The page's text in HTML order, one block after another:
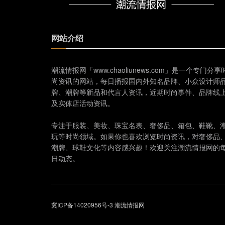
网站介绍
潮流情报网「www.chaoliunews.com」是一个专门分享
尚资讯的网站，每日播报国内外知名品牌、小众设计师
牌、潮牌等新品和代言人资讯，近期时尚事件、品牌线
及实体店活动资讯。
专注于服装、美妆、珠宝名表、奢侈品、箱包、鞋靴、
玩等时尚领域。如果你也喜欢浏览时尚资讯，对奢侈品
潮牌、球鞋文化等内容感兴趣！欢迎关注潮流情报网的
日动态。
冀ICP备14020956号-3 潮流情报网